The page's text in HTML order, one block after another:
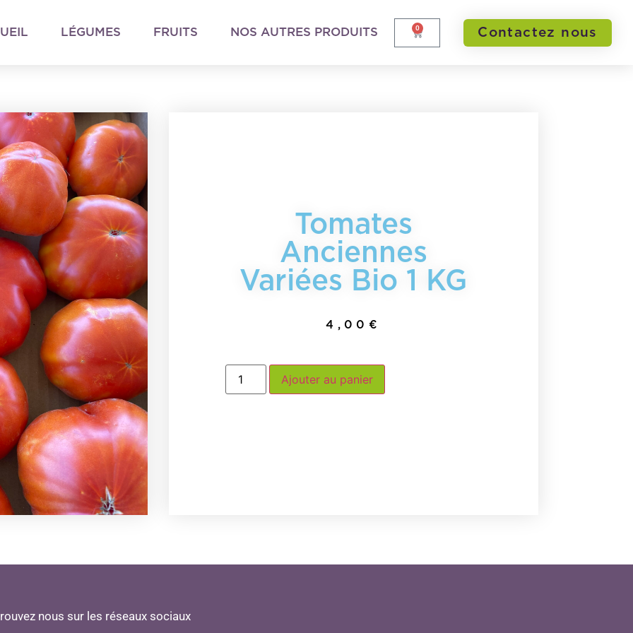
LÉGUMES FRUITS NOS AUTRES PRODUITS 0 Contactez nous
Tomates
Anciennes
Variées Bio 1 KG
4,00 €
Ajouter au panier
nous sur les réseaux sociaux